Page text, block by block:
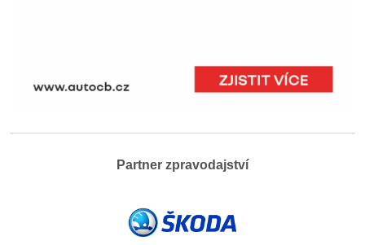
Partner zpravodajství